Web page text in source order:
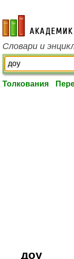
academic.ru
Словари и
Толкования
доу